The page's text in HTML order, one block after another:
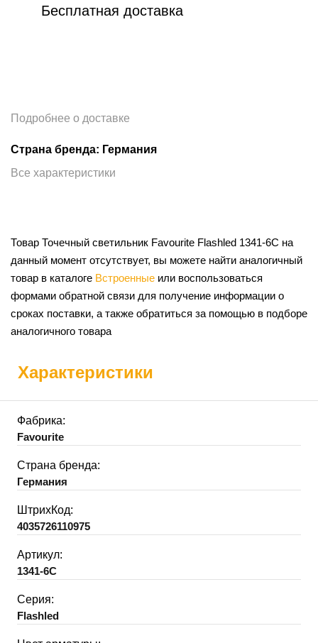
Бесплатная доставка
Подробнее о доставке
Страна бренда: Германия
Все характеристики
Товар Точечный светильник Favourite Flashled 1341-6C на
данный момент отсутствует, вы можете найти аналогичный
товар в каталоге Встроенные или воспользоваться
формами обратной связи для получение информации о
сроках поставки, а также обратиться за помощью в подборе
аналогичного товара
Характеристики
Фабрика:
Favourite
Страна бренда:
Германия
ШтрихКод:
4035726110975
Артикул:
1341-6C
Серия:
Flashled